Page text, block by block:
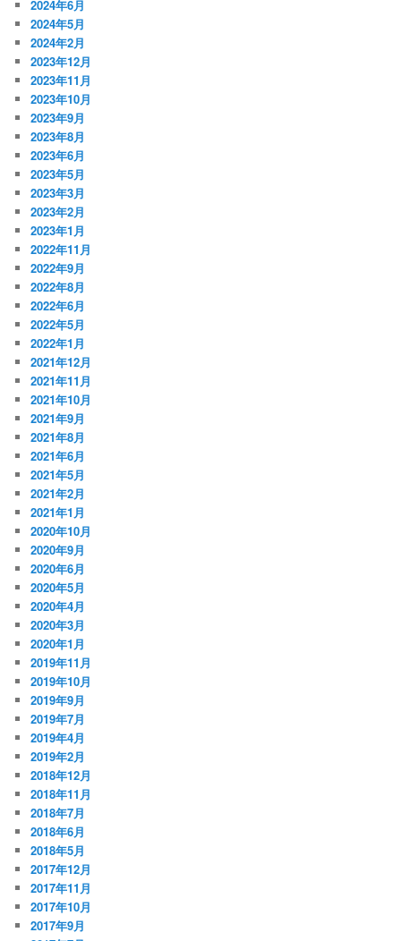
2024年6月
2024年5月
2024年2月
2023年12月
2023年11月
2023年10月
2023年9月
2023年8月
2023年6月
2023年5月
2023年3月
2023年2月
2023年1月
2022年11月
2022年9月
2022年8月
2022年6月
2022年5月
2022年1月
2021年12月
2021年11月
2021年10月
2021年9月
2021年8月
2021年6月
2021年5月
2021年2月
2021年1月
2020年10月
2020年9月
2020年6月
2020年5月
2020年4月
2020年3月
2020年1月
2019年11月
2019年10月
2019年9月
2019年7月
2019年4月
2019年2月
2018年12月
2018年11月
2018年7月
2018年6月
2018年5月
2017年12月
2017年11月
2017年10月
2017年9月